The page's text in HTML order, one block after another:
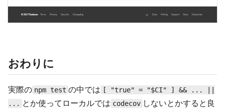
おわりに
実際の npm test の中では [ "true" = "$CI" ] && ... ||
... とか使ってローカルでは codecov しないとかすると良